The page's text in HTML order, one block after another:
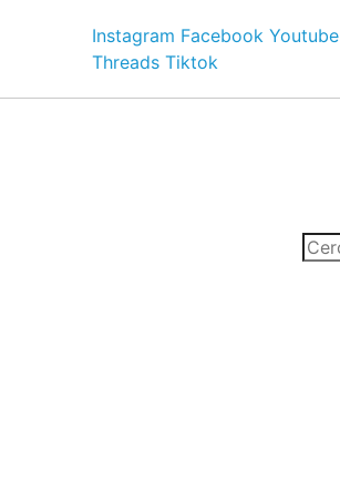
Instagram Facebook Youtube
Threads Tiktok